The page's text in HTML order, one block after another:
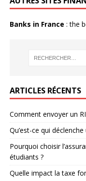
Banks in France : the
ARTICLES RÉCENTS
Comment envoyer un
Qu’est-ce qui
Pourquoi choisir
étudiants ?
Quelle impact la taxe